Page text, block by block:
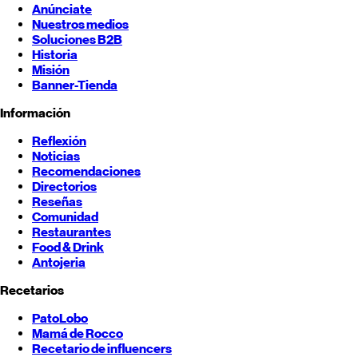
Anúnciate
Nuestros medios
Soluciones B2B
Historia
Misión
Banner-Tienda
Información
Reflexión
Noticias
Recomendaciones
Directorios
Reseñas
Comunidad
Restaurantes
Food & Drink
Antojeria
Recetarios
PatoLobo
Mamá de Rocco
Recetario de influencers